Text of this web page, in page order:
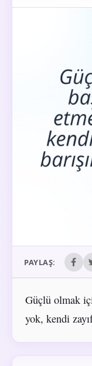
PAYLAŞ:
Güçlü olmak
yok, kendi